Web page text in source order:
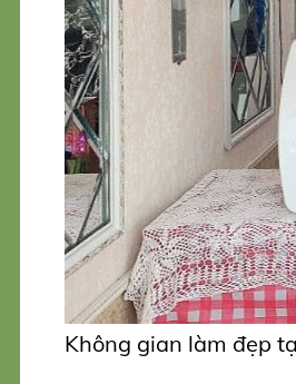
Không gian làm đẹp